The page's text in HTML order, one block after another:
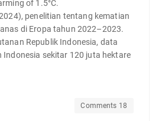
of 1.5°C.
penelitian tentang kematian
di Eropa tahun 2022–2023.
Republik Indonesia, data
Indonesia sekitar 120 juta hektare
Comments 18